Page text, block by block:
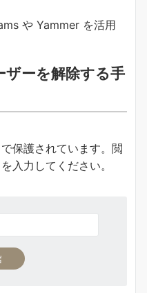
や Yammer を活用
ザーを解除する手
保護されています。閲
入力してください。